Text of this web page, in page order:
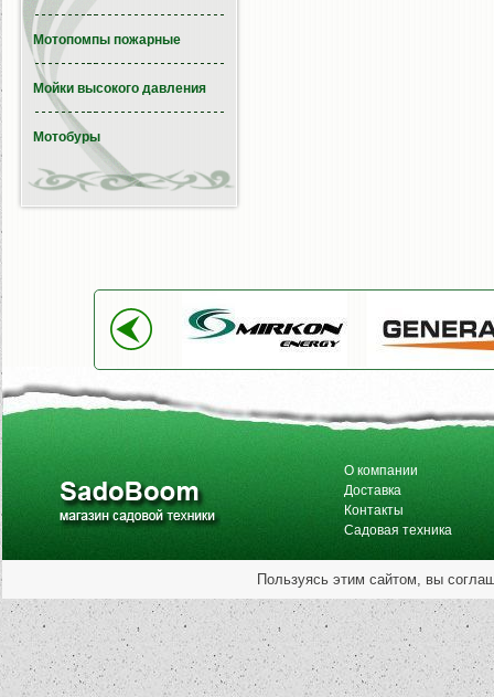
Мотопомпы пожарные
Мойки высокого давления
Мотобуры
О компании
Доставка
Контакты
Садовая техника
Пользуясь этим сайтом, вы